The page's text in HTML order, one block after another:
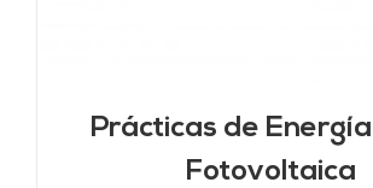
Prácticas de
Fotovoltaica